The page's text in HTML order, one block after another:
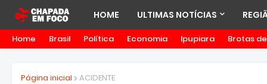
HOME ULTIMAS NOTÍCIAS
Home Brasil Política Economia Ipupiara Brotas
Página inicial ACIDENTE